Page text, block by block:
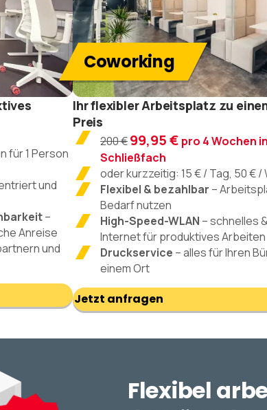
für 1 Person
und
–
Anreise
und
Coworking
Ihr flexibler Arbeitsplatz zu
Preis
200 €99,95 € pro 4 Wochen
Schließfach
oder kurzzeitig: 15 € / Tag, 50 € /
Flexibel & bezahlbar –
Bedarf nutzen
High-Speed-WLAN – schnelles
Internet für produktives Arbeiten
Druckservice – alles für Ihren
einem Ort
Jetzt anfragen
Flexibel